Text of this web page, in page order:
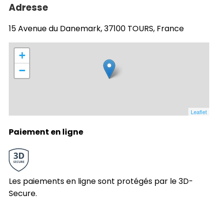
Adresse
15 Avenue du Danemark, 37100 TOURS, France
+
−
Leaflet
Paiement en ligne
Les paiements en ligne sont protégés par le 3D-
Secure.